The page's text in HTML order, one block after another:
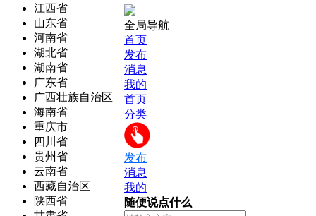
江西省
山东省
河南省
湖北省
湖南省
广东省
广西壮族自治区
海南省
重庆市
四川省
贵州省
云南省
西藏自治区
陕西省
全局导航
首页
发布
消息
我的
首页
分类
发布
消息
我的
随便说点什么